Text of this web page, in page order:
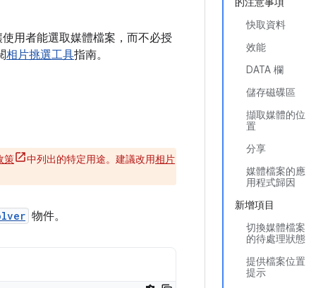
快取資料
效能
DATA 欄
儲存磁碟區
擷取媒體的位
置
分享
媒體檔案的應
用程式歸因
新增項目
切換媒體檔案
的待處理狀態
提供檔案位置
提示
用者能選取媒體檔案，而不必授
相片挑選工具指南。
策 中列出的特定用途。建議改用相片
物件。